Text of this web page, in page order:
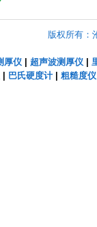
版权所有：
厚仪 超声波测厚仪
| 巴氏硬度计| 粗糙度仪